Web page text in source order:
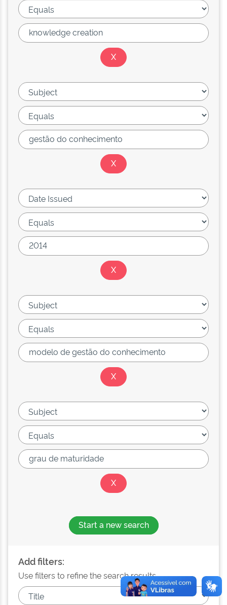
Start a new search
Add filters:
Use filters to refine the search results.